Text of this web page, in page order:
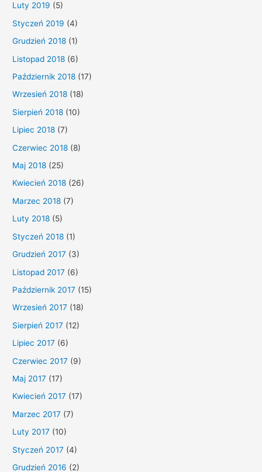
Luty 2019 (5)
Styczeń 2019 (4)
Grudzień 2018 (1)
Listopad 2018 (6)
Październik 2018 (17)
Wrzesień 2018 (18)
Sierpień 2018 (10)
Lipiec 2018 (7)
Czerwiec 2018 (8)
Maj 2018 (25)
Kwiecień 2018 (26)
Marzec 2018 (7)
Luty 2018 (5)
Styczeń 2018 (1)
Grudzień 2017 (3)
Listopad 2017 (6)
Październik 2017 (15)
Wrzesień 2017 (18)
Sierpień 2017 (12)
Lipiec 2017 (6)
Czerwiec 2017 (9)
Maj 2017 (17)
Kwiecień 2017 (17)
Marzec 2017 (7)
Luty 2017 (10)
Styczeń 2017 (4)
Grudzień 2016 (2)